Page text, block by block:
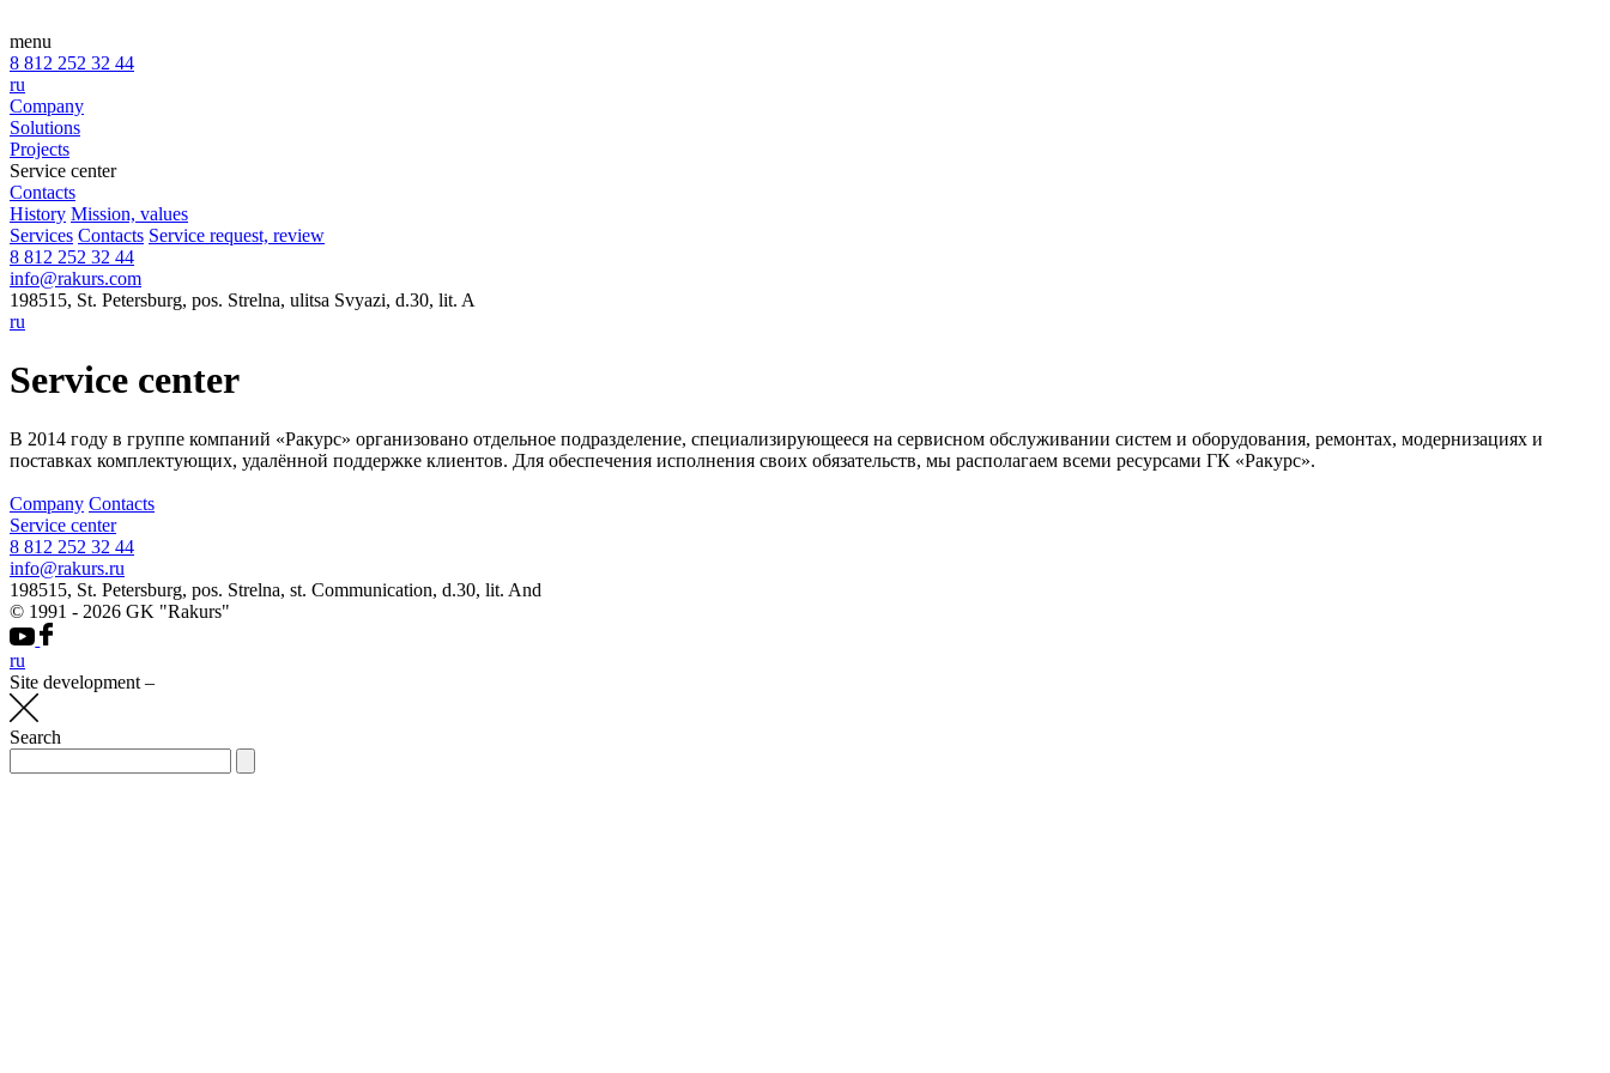
menu
8 812 252 32 44
ru
Company
Solutions
Projects
Service center
Contacts
History Mission, values
Services Contacts Service request, review
8 812 252 32 44
info@rakurs.com
198515, St. Petersburg, pos. Strelna, ulitsa Svyazi, d.30, lit. A
ru
Service center
В 2014 году в группе компаний «Ракурс» организовано отдельное подразделение, специализирующееся на сервисном обслуживании систем и оборудования, ремонтах, модернизациях и
поставках комплектующих, удалённой поддержке клиентов. Для обеспечения исполнения своих обязательств, мы располагаем всеми ресурсами ГК «Ракурс».
Company Contacts
Service center
8 812 252 32 44
info@rakurs.ru
198515, St. Petersburg, pos. Strelna, st. Communication, d.30, lit. And
© 1991 - 2026 GK "Rakurs"
ru
Site development –
Search